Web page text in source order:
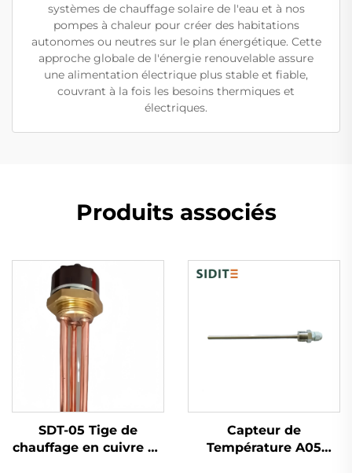
systèmes de chauffage solaire de l'eau et à nos
pompes à chaleur pour créer des habitations
autonomes ou neutres sur le plan énergétique. Cette
approche globale de l'énergie renouvelable assure
une alimentation électrique plus stable et fiable,
couvrant à la fois les besoins thermiques et
électriques.
Produits associés
SDT-05 Tige de
chauffage en cuivre de
Capteur de
Température A05